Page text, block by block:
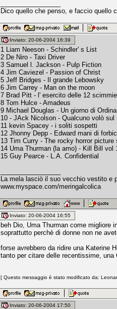
Dico quello che penso, e faccio quello
Inviato: 20-06-2004 16:39
1 Liam Neeson - Schindler' s List
2 De Niro - Taxi Driver
3 Samuel l. Jackson - Pulp Fiction
4 Jim Caviezel - Passion of Christ
5 Jeff Bridges - Il grande Lebowsky
6 Jim Carrey - Man on the moon
7 Brad Pitt - l' esercito delle 12 scimmie
8 Tom Hulce - Amadeus
9 Michael Douglas - Un giorno di
10 - JAck Nicolson - Qualcuno volò sul
11 kevin Spacey - i soliti sospetti
12 Jhonny Depp - Edward mani di
13 Tim Curry - The rocky horror picture
14 Uma Thurman (la amo) - Kill Bill vol
15 Guy Pearce - L.A. Confidential
La mela lasciò il suo vecchio vestito e
www.myspace.com/meringalcolica
Inviato: 20-06-2004 16:55
beh Dio, Uma Thurman come migliore
soprattutto perchè di donne non ne
forse avrebbero da ridire una Katerine
tanto per citare delle recentissime,
[ Questo messaggio è stato modificato da:
Inviato: 20-06-2004 17:50